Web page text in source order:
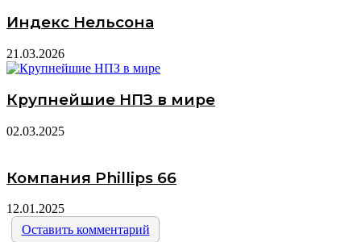
Индекс Нельсона
21.03.2026
Крупнейшие НПЗ в мире
02.03.2025
Компания Phillips 66
12.01.2025
Оставить комментарий